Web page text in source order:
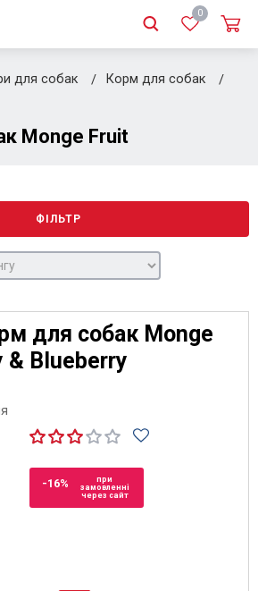
0
для собак
Корм для собак
Monge Fruit
ФІЛЬТР
для собак Monge
& Blueberry
-16%
при
замовленні
через сайт